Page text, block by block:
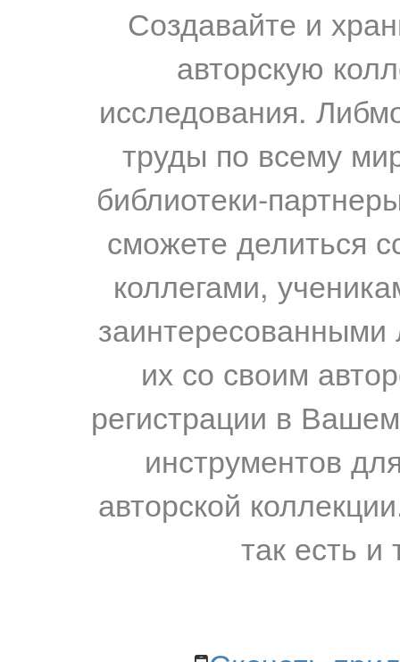
Создавайте и
авторскую
исследования.
труды по всему
библиотеки-
сможете делиться
коллегами,
их со своим
регистрации в
инструментов
авторской
так есть и